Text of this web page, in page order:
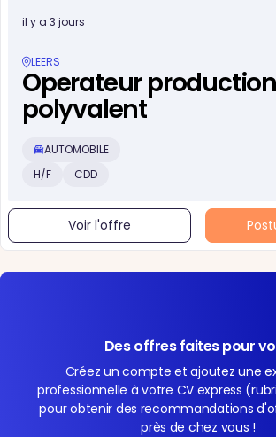
il y a 3 jours
LEERS
Operateur production
polyvalent
AUTOMOBILE
H/F
CDD
Voir l'offre
Des offres faites pour
Créez un compte et ajoutez une
professionnelle à votre CV express
pour obtenir des recommandations
près de chez vous !